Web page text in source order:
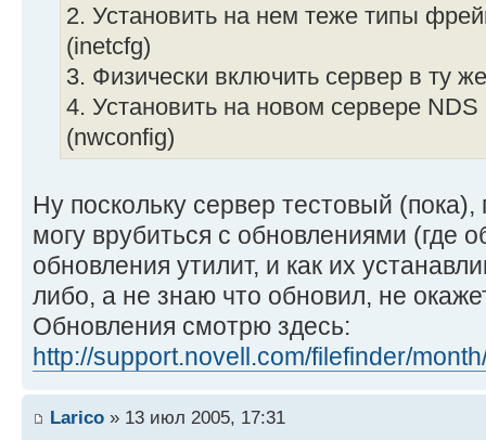
2. Установить на нем теже типы
(inetcfg)
3. Физически включить сервер в ту
4. Установить на новом сервере
(nwconfig)
Ну поскольку сервер тестовый
могу врубиться с обновлениями (где
обновления утилит, и как их
либо, а не знаю что обновил, не
Обновления смотрю здесь:
http://support.novell.com/filefinder/
Larico » 13 июл 2005, 17:31